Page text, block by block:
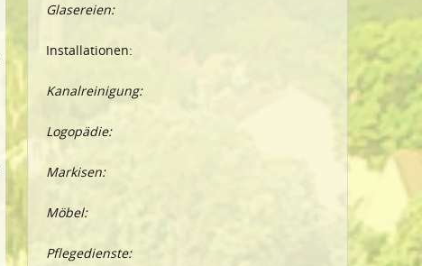
Glasereien:
Installationen:
Kanalreinigung:
Logopädie:
Markisen:
Möbel:
Pflegedienste: